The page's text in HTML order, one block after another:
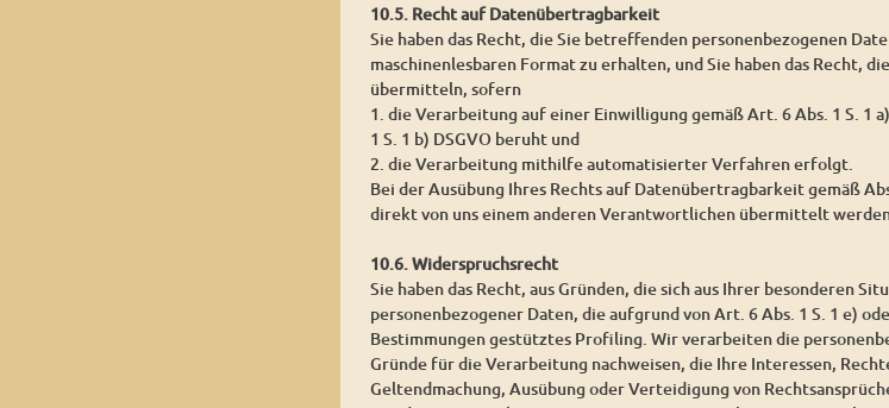
10.5. Recht auf Datenübertragbarkeit
Sie haben das Recht, die Sie betreffenden personenbezogenen
maschinenlesbaren Format zu erhalten, und Sie haben das Recht,
übermitteln, sofern
1. die Verarbeitung auf einer Einwilligung gemäß Art. 6 Abs. 1 S. 1
1 S. 1 b) DSGVO beruht und
2. die Verarbeitung mithilfe automatisierter Verfahren erfolgt.
Bei der Ausübung Ihres Rechts auf Datenübertragbarkeit gemäß
direkt von uns einem anderen Verantwortlichen übermittelt
10.6. Widerspruchsrecht
Sie haben das Recht, aus Gründen, die sich aus Ihrer besonderen
personenbezogener Daten, die aufgrund von Art. 6 Abs. 1 S. 1 e)
Bestimmungen gestütztes Profiling. Wir verarbeiten die
Gründe für die Verarbeitung nachweisen, die Ihre Interessen,
Geltendmachung, Ausübung oder Verteidigung von